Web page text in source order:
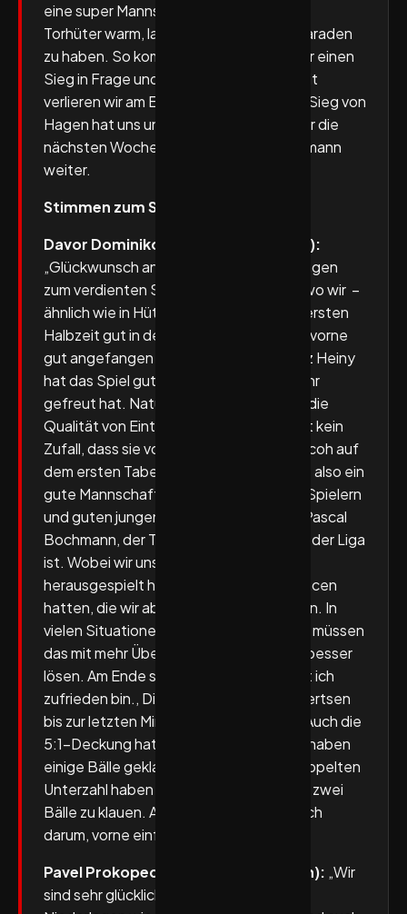
eine super Mannschaft. Wir werfen den
Torhüter warm, laden ihn ein, seine 20 Paraden
zu haben. So kommen wir heute nicht für einen
Sieg in Frage und auch in der Deutlichkeit
verlieren wir am Ende auch zurecht. Der Sieg von
Hagen hat uns unsere Hausaufgaben für die
nächsten Wochen aufgezeigt.“, so Hermann
weiter.
Stimmen zum Spiel:
Davor Dominikovic (TuS N-Lübbecke):
„Glückwunsch an Pavel und Eintracht Hagen
zum verdienten Sieg. Das war ein Spiel wo wir –
ähnlich wie in Hüttenberg, wo wir in der ersten
Halbzeit gut in der Abwehr standen und vorne
gut angefangen haben. Besonders Lutz Heiny
hat das Spiel gut geöffnet, was mich sehr
gefreut hat. Natürlich wussten wir über die
Qualität von Eintracht Hagen und das ist kein
Zufall, dass sie vor ein paar Spieltagen ncoh auf
dem ersten Tabellenplatz waren. Das ist also ein
gute Mannschaft mit vielen Erfahrenen Spielern
und guten jungen Leuten und natürlich Pascal
Bochmann, der Torhüter Nummer Eins in der Liga
ist. Wobei wir uns auch gute Chancen
herausgespielt haben, wo wir klare Chancen
hatten, die wir aber nciht nutzen konnten. In
vielen Situationen waren wir naiv und wir müssen
das mit mehr Überzuegung und Geduld besser
lösen. Am Ende sind viele Sachen, womit ich
zufrieden bin., Die Jungs haben von der ertsen
bis zur letzten Minute super gekämpft. Auch die
5:1-Deckung hat Früchte getragen, wir haben
einige Bälle geklaut und selbst in der doppelten
Unterzahl haben wir es geschaffte ncoh zwei
Bälle zu klauen. Am Ende geht es natürlich
darum, vorne einfache Tore zu werfen.
Pavel Prokopec (VfL Eintracht Hagen): „Wir
sind sehr glücklich, dass wir nach zwei